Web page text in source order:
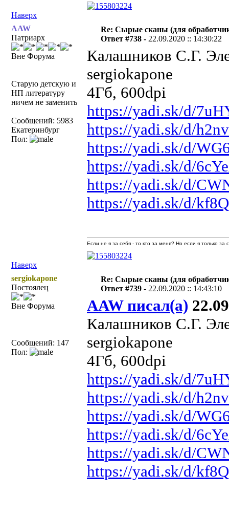
Наверх
AAW
Патриарх
Вне Форума
Старую детскую и
НП литературу
ничем не заменить
Сообщений: 5983
Екатеринбург
Пол:
Re: Сырые сканы (для
Ответ #738 - 22.09.2020 :: 14:30:22
Калашников С.Г.
sergiokapone
4Гб, 600dpi
https://yadi.sk/d/
https://yadi.sk/d/
https://yadi.sk/d/
https://yadi.sk/d/
https://yadi.sk/d/
https://yadi.sk/d/
Наверх
Если не я за себя - то кто за меня? Но если я только
sergiokapone
Постоялец
Вне Форума
Сообщений: 147
Пол:
Re: Сырые сканы (для
Ответ #739 - 22.09.2020 :: 14:43:10
AAW писал(а)
Калашников С.Г.
sergiokapone
4Гб, 600dpi
https://yadi.sk/d/
https://yadi.sk/d/
https://yadi.sk/d/
https://yadi.sk/d/
https://yadi.sk/d/
https://yadi.sk/d/